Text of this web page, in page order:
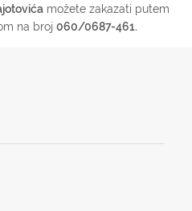
možete zakazati putem
na broj 060/0687-461.